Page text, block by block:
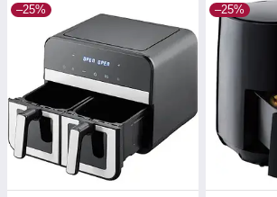
–25% –25%